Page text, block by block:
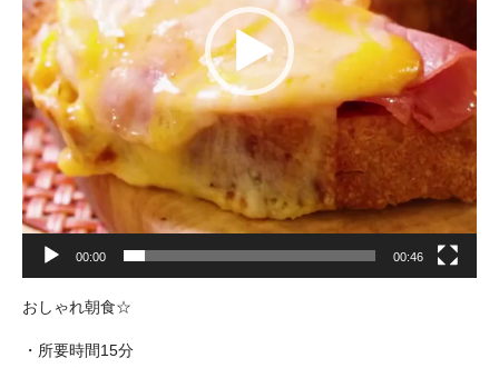
00:00 00:46
おしゃれ朝食☆
・所要時間15分